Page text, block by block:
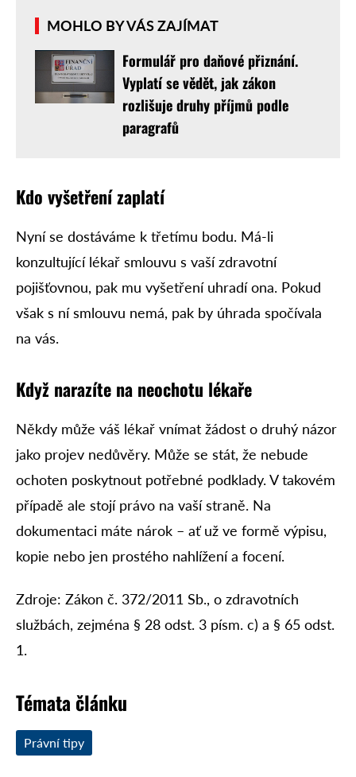
MOHLO BY VÁS ZAJÍMAT
Formulář pro daňové přiznání.
Vyplatí se vědět, jak zákon
rozlišuje druhy příjmů podle
paragrafů
Kdo vyšetření zaplatí
Nyní se dostáváme k třetímu bodu. Má-li
konzultující lékař smlouvu s vaší zdravotní
pojišťovnou, pak mu vyšetření uhradí ona. Pokud
však s ní smlouvu nemá, pak by úhrada spočívala
na vás.
Když narazíte na neochotu lékaře
Někdy může váš lékař vnímat žádost o druhý názor
jako projev nedůvěry. Může se stát, že nebude
ochoten poskytnout potřebné podklady. V takovém
případě ale stojí právo na vaší straně. Na
dokumentaci máte nárok – ať už ve formě výpisu,
kopie nebo jen prostého nahlížení a focení.
Zdroje: Zákon č. 372/2011 Sb., o zdravotních
službách, zejména § 28 odst. 3 písm. c) a § 65 odst.
1.
Témata článku
Právní tipy